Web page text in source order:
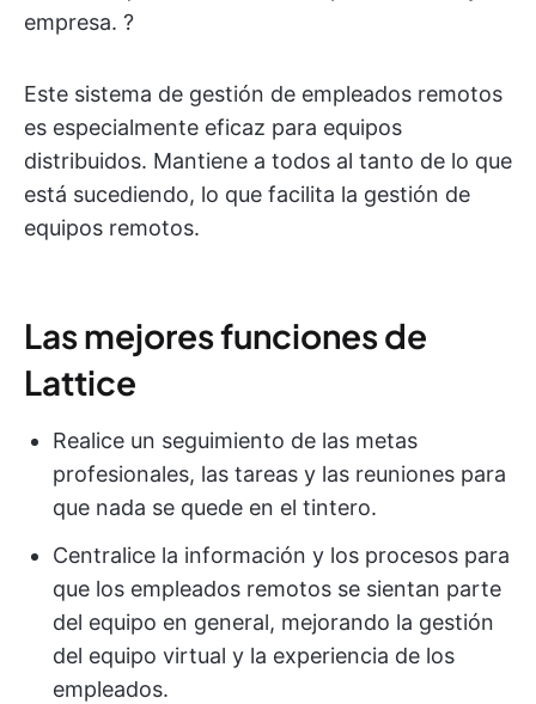
empresa. ?
Este sistema de gestión de empleados remotos
es especialmente eficaz para equipos
distribuidos. Mantiene a todos al tanto de lo que
está sucediendo, lo que facilita la gestión de
equipos remotos.
Las mejores funciones de
Lattice
Realice un seguimiento de las metas
profesionales, las tareas y las reuniones para
que nada se quede en el tintero.
Centralice la información y los procesos para
que los empleados remotos se sientan parte
del equipo en general, mejorando la gestión
del equipo virtual y la experiencia de los
empleados.